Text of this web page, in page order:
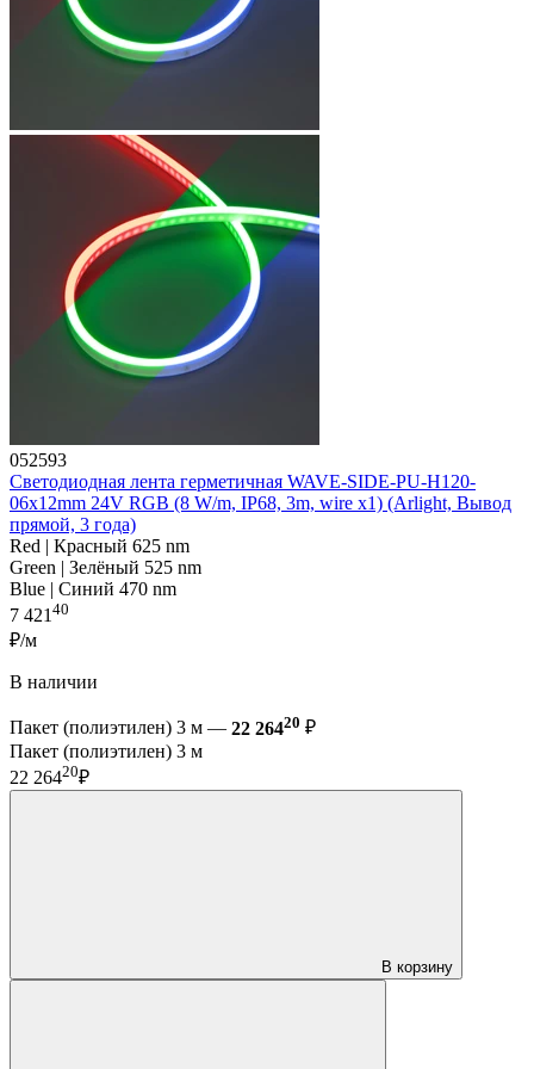
052593
Светодиодная лента герметичная WAVE-SIDE-PU-H120-
06x12mm 24V RGB (8 W/m, IP68, 3m, wire x1) (Arlight, Вывод
прямой, 3 года)
Red | Красный 625 nm
Green | Зелёный 525 nm
Blue | Синий 470 nm
7 42140
₽/м
В наличии
Пакет (полиэтилен) 3 м — 22 26420 ₽
Пакет (полиэтилен) 3 м
22 26420₽
В корзину